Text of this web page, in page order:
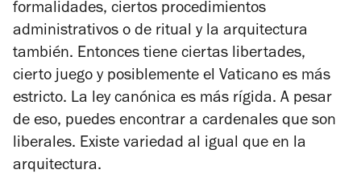
formalidades, ciertos procedimientos
administrativos o de ritual y la arquitectura
también. Entonces tiene ciertas libertades,
cierto juego y posiblemente el Vaticano es más
estricto. La ley canónica es más rígida. A pesar
de eso, puedes encontrar a cardenales que son
liberales. Existe variedad al igual que en la
arquitectura.